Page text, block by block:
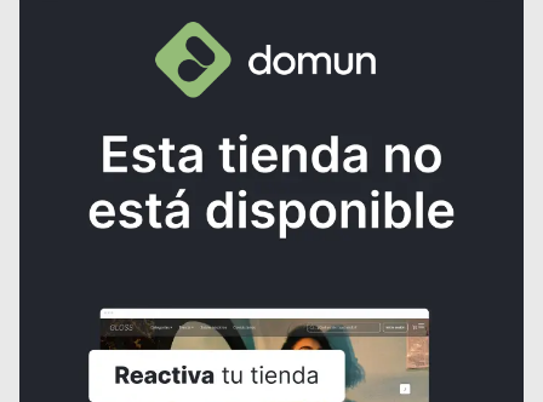
¿NECESITAS AYUDA?
Consulta los Términos y condiciones de la tienda.
Al crear una cuenta, aceptas nuestros Términos y condiciones
normas de
de Domun